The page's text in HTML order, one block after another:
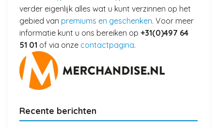
verder eigenlijk alles wat u kunt verzinnen op het
gebied van premiums en geschenken. Voor meer
informatie kunt u ons bereiken op +31(0)497 64
51 01 of via onze contactpagina.
Recente berichten